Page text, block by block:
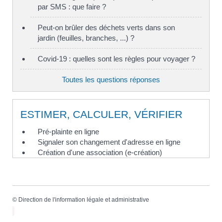
par SMS : que faire ?
Peut-on brûler des déchets verts dans son
jardin (feuilles, branches, ...) ?
Covid-19 : quelles sont les règles pour voyager ?
Toutes les questions réponses
ESTIMER, CALCULER, VÉRIFIER
Pré-plainte en ligne
Signaler son changement d'adresse en ligne
Création d'une association (e-création)
© Direction de l'information légale et administrative